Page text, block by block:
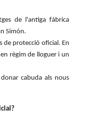
de l'antiga fàbrica
Simón.
de protecció oficial. En
règim de lloguer i un
cabuda als nous